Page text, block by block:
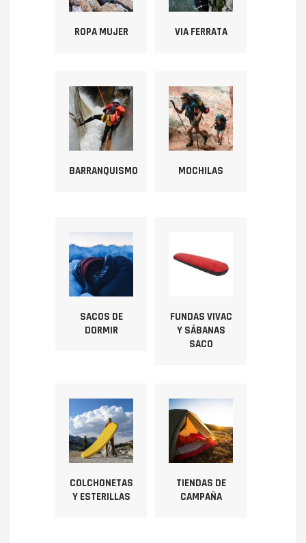
ROPA MUJER VIA FERRATA
BARRANQUISMO MOCHILAS
SACOS DE
DORMIR
FUNDAS VIVAC
Y SÁBANAS
SACO
COLCHONETAS
Y ESTERILLAS
TIENDAS DE
CAMPAÑA